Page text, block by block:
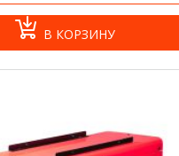
В КОРЗИНУ